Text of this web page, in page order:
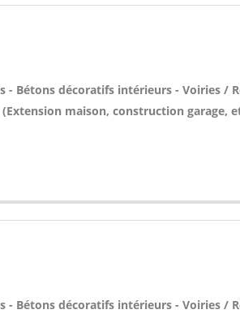
- Bétons décoratifs intérieurs - Voiries /
maison, construction garage,
- Bétons décoratifs intérieurs - Voiries /